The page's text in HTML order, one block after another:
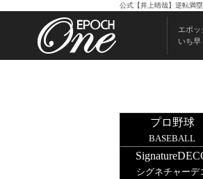
公式【井上晴哉】逆転満
エポ
いち早
プロ野球
BASEBALL
シグネチャーデ